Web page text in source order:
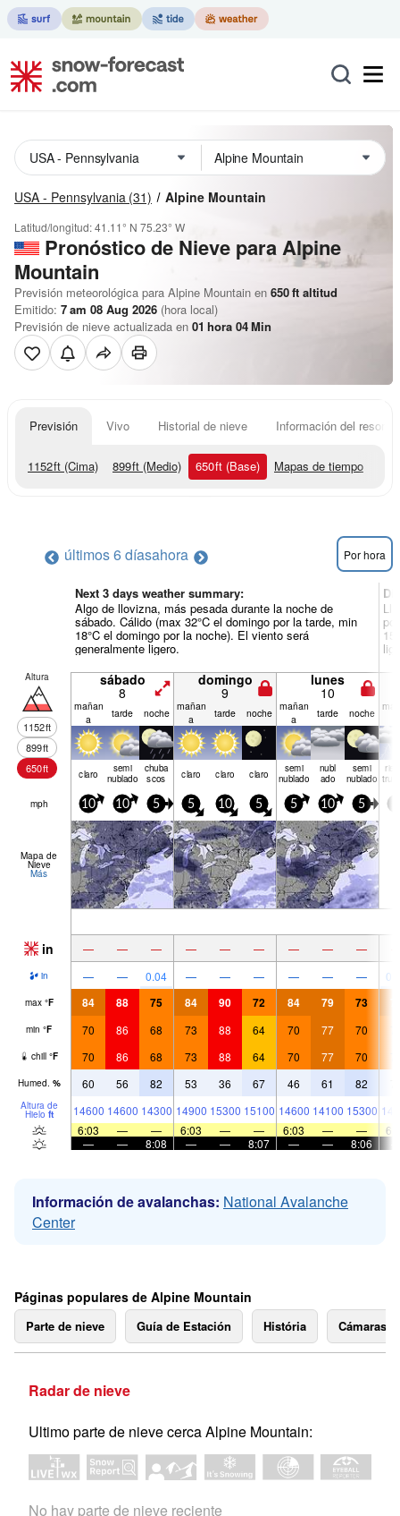
USA - Pennsylvania (31) Alpine Mountain
Latitud/longitud:41.11° N 75.23° W
Pronóstico de Nieve para Alpine
Mountain
Previsión meteorológica para Alpine Mountain en 650ft altitud
Emitido: 7 am 08 Aug 2026 (hora local)
Previsión de nieve actualizada en 01 hora 04Min
Previsión Vivo Historial de nieve Información del resort
1152ft (Cima) 899ft (Medio) 650ft (Base) Mapas de tiempo
últimos 6 díasahora Por hora
Next 3 days weather summary:
Algo de llovizna, más pesada durante la noche de
sábado. Cálido (max 32°C el domingo por la tarde, min
18°C el domingo por la noche). El viento será
generalmente ligero.
Altura
1152ft
899ft
650ft
sábado
8
domingo
9
lunes
10
mañan
a
tarde noche mañan
a
tarde noche mañan
a
tarde noche
claro semi
nublado
chuba
scos claro claro claro semi
nublado
nubl
ado
semi
nublado
mph 10 10 5 5 10 5 5 10 5
Mapa de
Nieve
Más
in — — — — — — — — —
in — — 0.04 — — — — — —
max °F 84 88 75 84 90 72 84 79 73
min °F 70 86 68 73 88 64 70 77 70
chill °F 70 86 68 73 88 64 70 77 70
Humed. % 60 56 82 53 36 67 46 61 82
Altura de
Hielo ft 14600 14600 14300 14900 15300 15100 14600 14100 15300
6:03
— — 6:03 — — 6:03 — —
—
— 8:08 — — 8:07 — — 8:06
Información de avalanchas: National Avalanche
Center
Páginas populares de Alpine Mountain
Parte de nieve Guía de Estación História Cámaras
Radar de nieve
Ultimo parte de nieve cerca Alpine Mountain:
No hay parte de nieve reciente